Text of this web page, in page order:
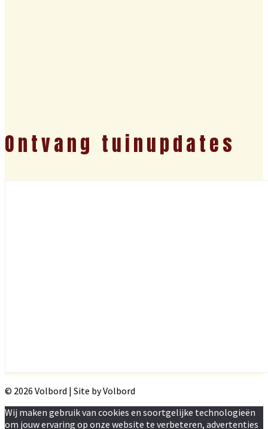
Ontvang tuinupdates
© 2026 Volbord | Site by Volbord
Wij maken gebruik van cookies en soortgelijke technologieën
om jouw ervaring op onze website te verbeteren, advertenties